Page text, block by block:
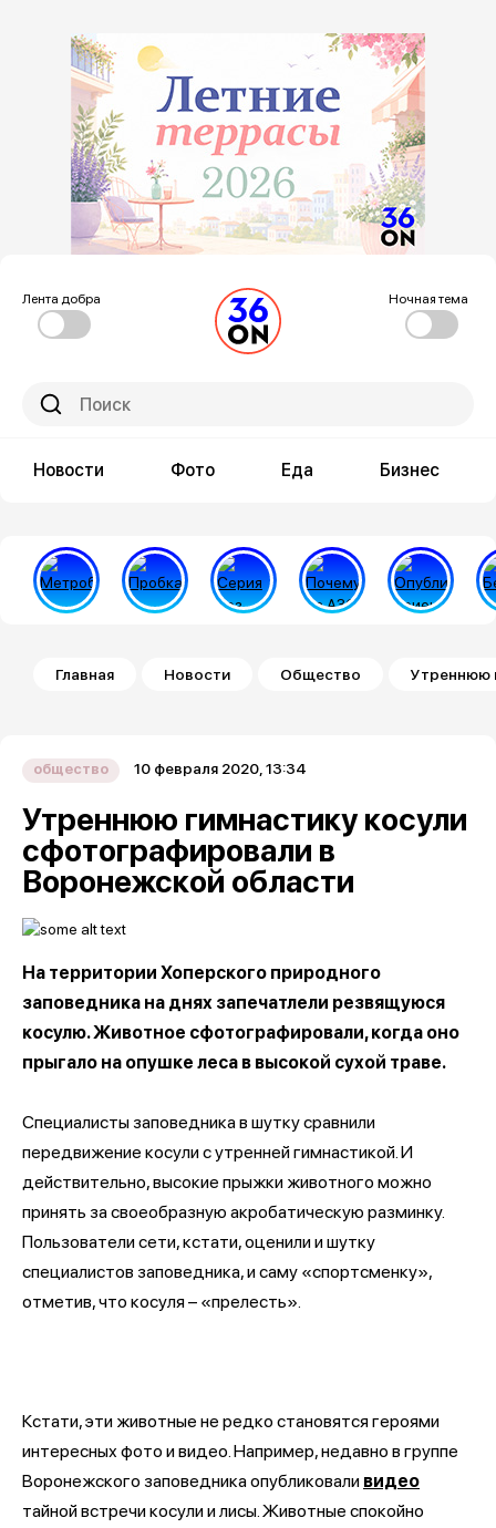
Лента добра Ночная тема
Новости Фото Еда Бизнес
Строка навигации
Главная Новости Общество Утреннюю
общество 10 февраля 2020, 13:34
Утреннюю гимнастику косули
сфотографировали в
Воронежской области
На территории Хоперского природного
заповедника на днях запечатлели резвящуюся
косулю. Животное сфотографировали, когда оно
прыгало на опушке леса в высокой сухой траве.
Специалисты заповедника в шутку сравнили
передвижение косули с утренней гимнастикой. И
действительно, высокие прыжки животного можно
принять за своеобразную акробатическую разминку.
Пользователи сети, кстати, оценили и шутку
специалистов заповедника, и саму «спортсменку»,
отметив, что косуля – «прелесть».
Кстати, эти животные не редко становятся героями
интересных фото и видео. Например, недавно в группе
Воронежского заповедника опубликовали видео
тайной встречи косули и лисы. Животные спокойно